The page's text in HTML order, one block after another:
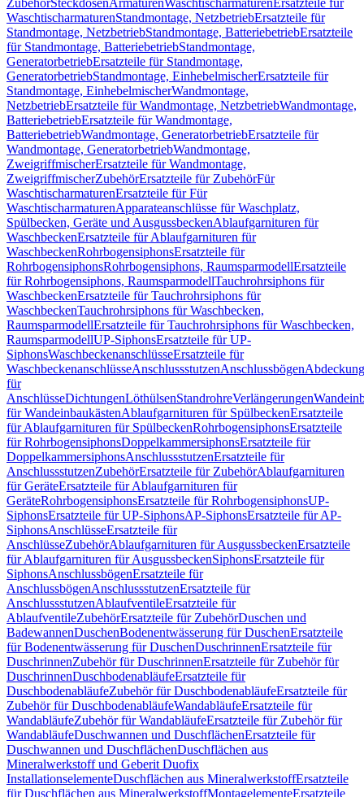
ZubehörSteckdosenArmaturenWaschtischarmaturen Ersatzteile für
WaschtischarmaturenStandmontage, NetzbetriebErsatzteile für
Standmontage, NetzbetriebStandmontage, BatteriebetriebErsatzteile
für Standmontage, BatteriebetriebStandmontage,
GeneratorbetriebErsatzteile für Standmontage,
GeneratorbetriebStandmontage, EinhebelmischerErsatzteile für
Standmontage, EinhebelmischerWandmontage,
NetzbetriebErsatzteile für Wandmontage, NetzbetriebWandmontage,
BatteriebetriebErsatzteile für Wandmontage,
BatteriebetriebWandmontage, GeneratorbetriebErsatzteile für
Wandmontage, GeneratorbetriebWandmontage,
ZweigriffmischerErsatzteile für Wandmontage,
ZweigriffmischerZubehörErsatzteile für ZubehörFür
WaschtischarmaturenErsatzteile für Für
WaschtischarmaturenApparateanschlüsse für Waschplatz,
Spülbecken, Geräte und AusgussbeckenAblaufgarnituren für
WaschbeckenErsatzteile für Ablaufgarnituren für
WaschbeckenRohrbogensiphonsErsatzteile für
RohrbogensiphonsRohrbogensiphons, RaumsparmodellErsatzteile
für Rohrbogensiphons, RaumsparmodellTauchrohrsiphons für
WaschbeckenErsatzteile für Tauchrohrsiphons für
WaschbeckenTauchrohrsiphons für Waschbecken,
RaumsparmodellErsatzteile für Tauchrohrsiphons für Waschbecken,
RaumsparmodellUP-SiphonsErsatzteile für UP-
SiphonsWaschbeckenanschlüsseErsatzteile für
WaschbeckenanschlüsseAnschlussstutzenAnschlussbögen
für
AnschlüsseDichtungenLöthülsenStandrohreVerlängerungen
für WandeinbaukästenAblaufgarnituren für SpülbeckenErsatzteile
für Ablaufgarnituren für SpülbeckenRohrbogensiphonsErsatzteile
für RohrbogensiphonsDoppelkammersiphonsErsatzteile für
DoppelkammersiphonsAnschlussstutzenErsatzteile für
AnschlussstutzenZubehörErsatzteile für ZubehörAblaufgarnituren
für GeräteErsatzteile für Ablaufgarnituren für
GeräteRohrbogensiphonsErsatzteile für RohrbogensiphonsUP-
SiphonsErsatzteile für UP-SiphonsAP-SiphonsErsatzteile für AP-
SiphonsAnschlüsseErsatzteile für
AnschlüsseZubehörAblaufgarnituren für AusgussbeckenErsatzteile
für Ablaufgarnituren für AusgussbeckenSiphonsErsatzteile für
SiphonsAnschlussbögenErsatzteile für
AnschlussbögenAnschlussstutzenErsatzteile für
AnschlussstutzenAblaufventileErsatzteile für
AblaufventileZubehörErsatzteile für ZubehörDuschen und
BadewannenDuschenBodenentwässerung für DuschenErsatzteile
für Bodenentwässerung für DuschenDuschrinnenErsatzteile für
DuschrinnenZubehör für DuschrinnenErsatzteile für Zubehör für
DuschrinnenDuschbodenabläufeErsatzteile für
DuschbodenabläufeZubehör für DuschbodenabläufeErsatzteile für
Zubehör für DuschbodenabläufeWandabläufeErsatzteile für
WandabläufeZubehör für WandabläufeErsatzteile für Zubehör für
WandabläufeDuschwannen und DuschflächenErsatzteile für
Duschwannen und DuschflächenDuschflächen aus
Mineralwerkstoff und Geberit Duofix
InstallationselementeDuschflächen aus MineralwerkstoffErsatzteile
für Duschflächen aus MineralwerkstoffMontagelementeErsatzteile